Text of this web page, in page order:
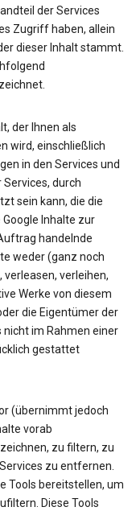
der Services
Zugriff haben, allein
dieser Inhalt stammt.
der Ihnen als
wird, einschließlich
in den Services und
durch
sein kann, die die
Inhalte zur
handelnde
weder (ganz noch
verleihen,
Werke von diesem
die Eigentümer der
im Rahmen einer
gestattet
(übernimmt jedoch
vorab
zu filtern, zu
zu entfernen.
Tools bereitstellen, um
Diese Tools